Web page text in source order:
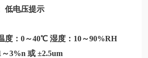
低电压提示
：0～40℃ 湿度：10～90%RH
3%n 或 ±2.5um